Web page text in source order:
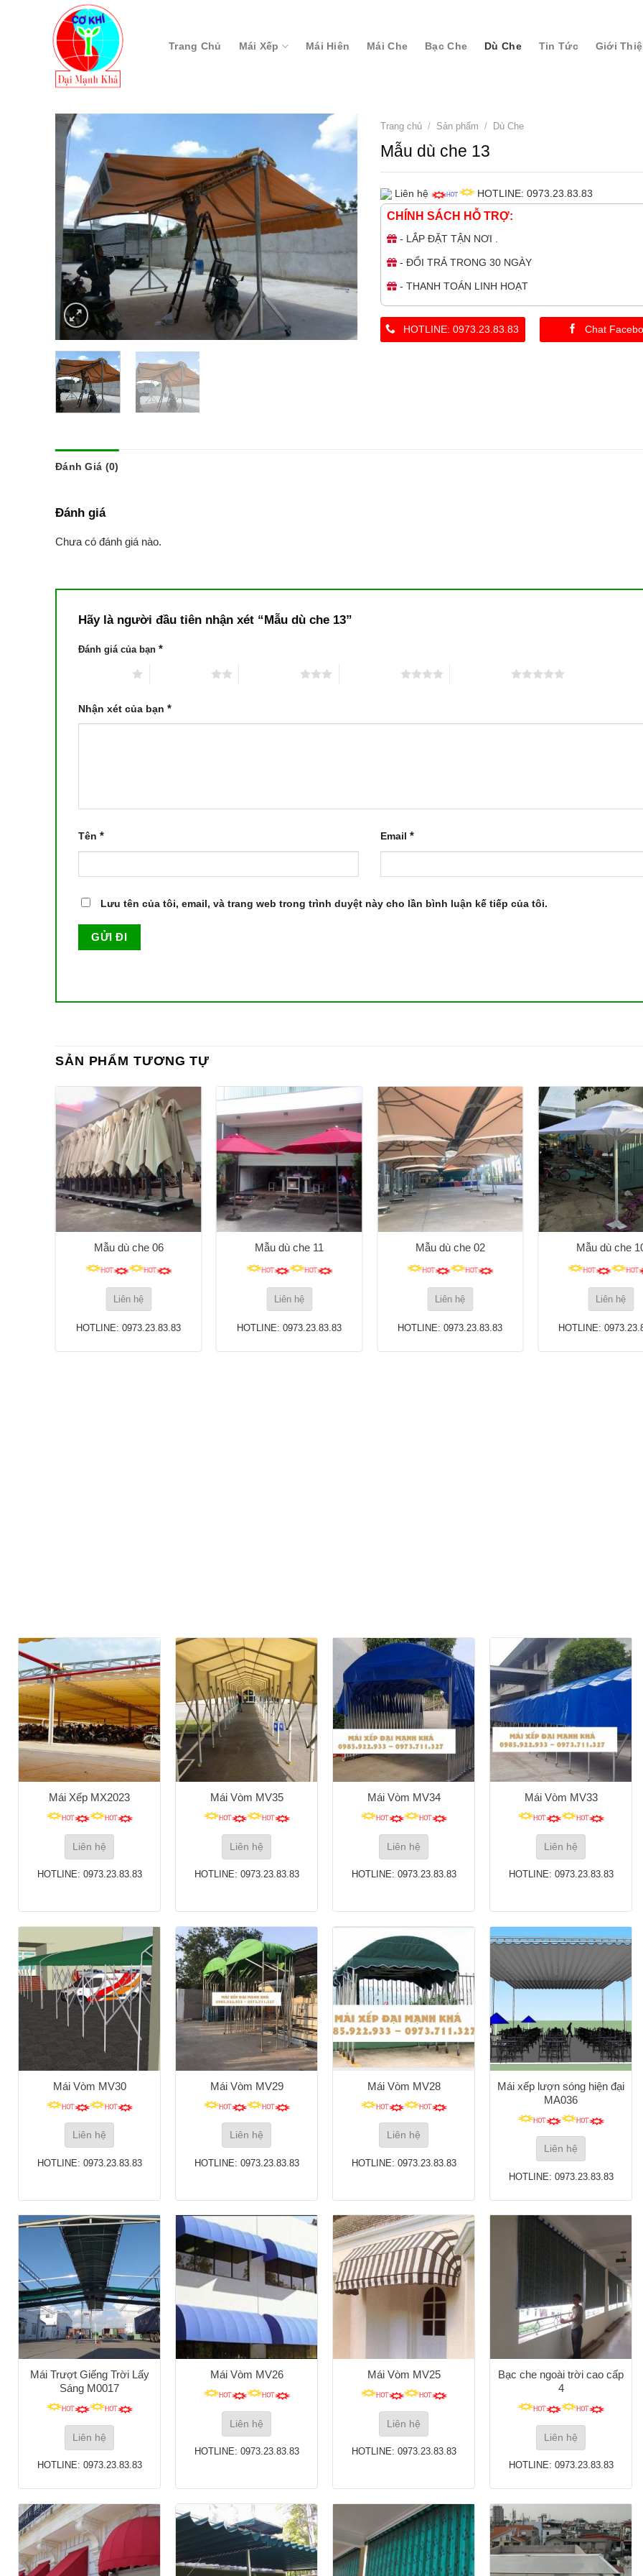
Trang Chủ Mái Xếp Mái Hiên Mái Che Bạc Che Dù Che Tin Tức Giới
Trang chủ / Sản phẩm / Dù Che
Mẫu dù che 13
Liên hệ HOTLINE: 0973.23.83.83
CHÍNH SÁCH HỖ TRỢ:
- LẮP ĐẶT TẬN NƠI .
- ĐỔI TRẢ TRONG 30 NGÀY
- THANH TOÁN LINH HOẠT
HOTLINE: 0973.23.83.83 Chat
Đánh Giá (0)
Đánh giá
Chưa có đánh giá nào.
Hãy là người đầu tiên nhận xét “Mẫu dù che 13”
Đánh giá của bạn *
Nhận xét của bạn *
Tên * Email*
Lưu tên của tôi, email, và trang web trong trình duyệt này cho lần bình luận kế tiếp của tôi.
SẢN PHẨM TƯƠNG TỰ
Mẫu dù che 06
Liên hệ
HOTLINE: 0973.23.83.83
Mẫu dù che 11
Liên hệ
HOTLINE: 0973.23.83.83
Mẫu dù che 02
Liên hệ
HOTLINE: 0973.23.83.83
Mẫu dù che
Liên hệ
HOTLINE:
Mái Xếp MX2023
Liên hệ
HOTLINE: 0973.23.83.83
Mái Vòm MV35
Liên hệ
HOTLINE: 0973.23.83.83
Mái Vòm MV34
Liên hệ
HOTLINE: 0973.23.83.83
Mái Vòm MV33
Liên hệ
HOTLINE: 0973.23.83.83
Mái Vòm MV30
Liên hệ
HOTLINE: 0973.23.83.83
Mái Vòm MV29
Liên hệ
HOTLINE: 0973.23.83.83
Mái Vòm MV28
Liên hệ
HOTLINE: 0973.23.83.83
Mái xếp lượn sóng hiện đại
MA036
Liên hệ
HOTLINE: 0973.23.83.83
Mái Trượt Giếng Trời Lấy
Sáng M0017
Liên hệ
HOTLINE: 0973.23.83.83
Mái Vòm MV26
Liên hệ
HOTLINE: 0973.23.83.83
Mái Vòm MV25
Liên hệ
HOTLINE: 0973.23.83.83
Bạc che ngoài trời cao cấp
4
Liên hệ
HOTLINE: 0973.23.83.83